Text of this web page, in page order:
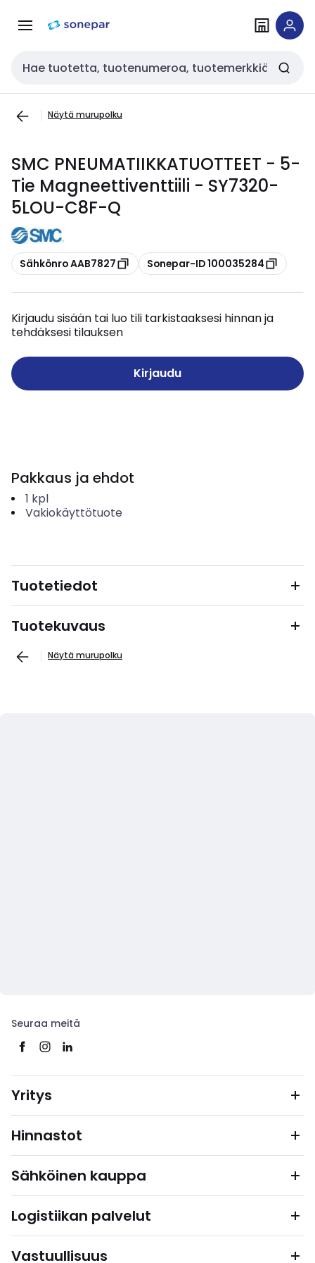
navigointiinsisältöön
Haku
Näytä murupolku
SMC PNEUMATIIKKATUOTTEET - 5-
Tie Magneettiventtiili - SY7320-
5LOU-C8F-Q
Kopioi
Sähkönro AAB7827 Kopioi
Sonepar-ID 100035284
Kirjaudu sisään tai luo tili tarkistaaksesi hinnan ja
tehdäksesi tilauksen
Kirjaudu
Pakkaus ja ehdot
1 kpl
Vakiokäyttötuote
Tuotetiedot
Tuotekuvaus
Näytä murupolku
Seuraa meitä
Yritys
Hinnastot
Sähköinen kauppa
Logistiikan palvelut
Vastuullisuus